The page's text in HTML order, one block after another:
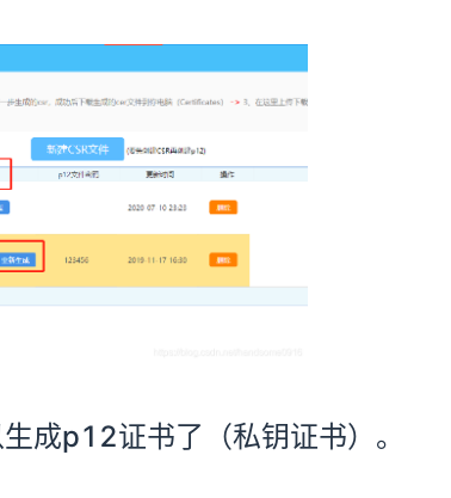
成p12证书了（私钥证书）。